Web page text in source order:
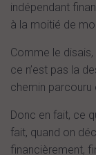
indépendant
à la moitié de
Comme le disais,
ce n’est pas la
chemin parcouru
Donc en fait, ce
fait, quand on
financièrement,